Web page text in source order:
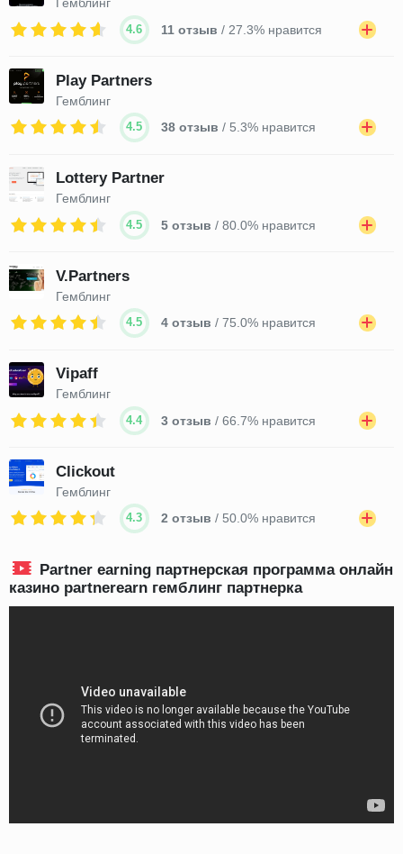
4.6 11 отзыв / 27.3% нравится
Play Partners
Гемблинг
4.5 38 отзыв / 5.3% нравится
Lottery Partner
Гемблинг
4.5 5 отзыв / 80.0% нравится
V.Partners
Гемблинг
4.5 4 отзыв / 75.0% нравится
Vipaff
Гемблинг
4.4 3 отзыв / 66.7% нравится
Clickout
Гемблинг
4.3 2 отзыв / 50.0% нравится
Partner earning партнерская программа онлайн
казино partnerearn гемблинг партнерка